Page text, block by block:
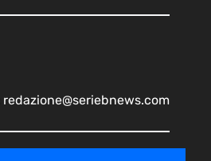
redazione@seriebnews.com